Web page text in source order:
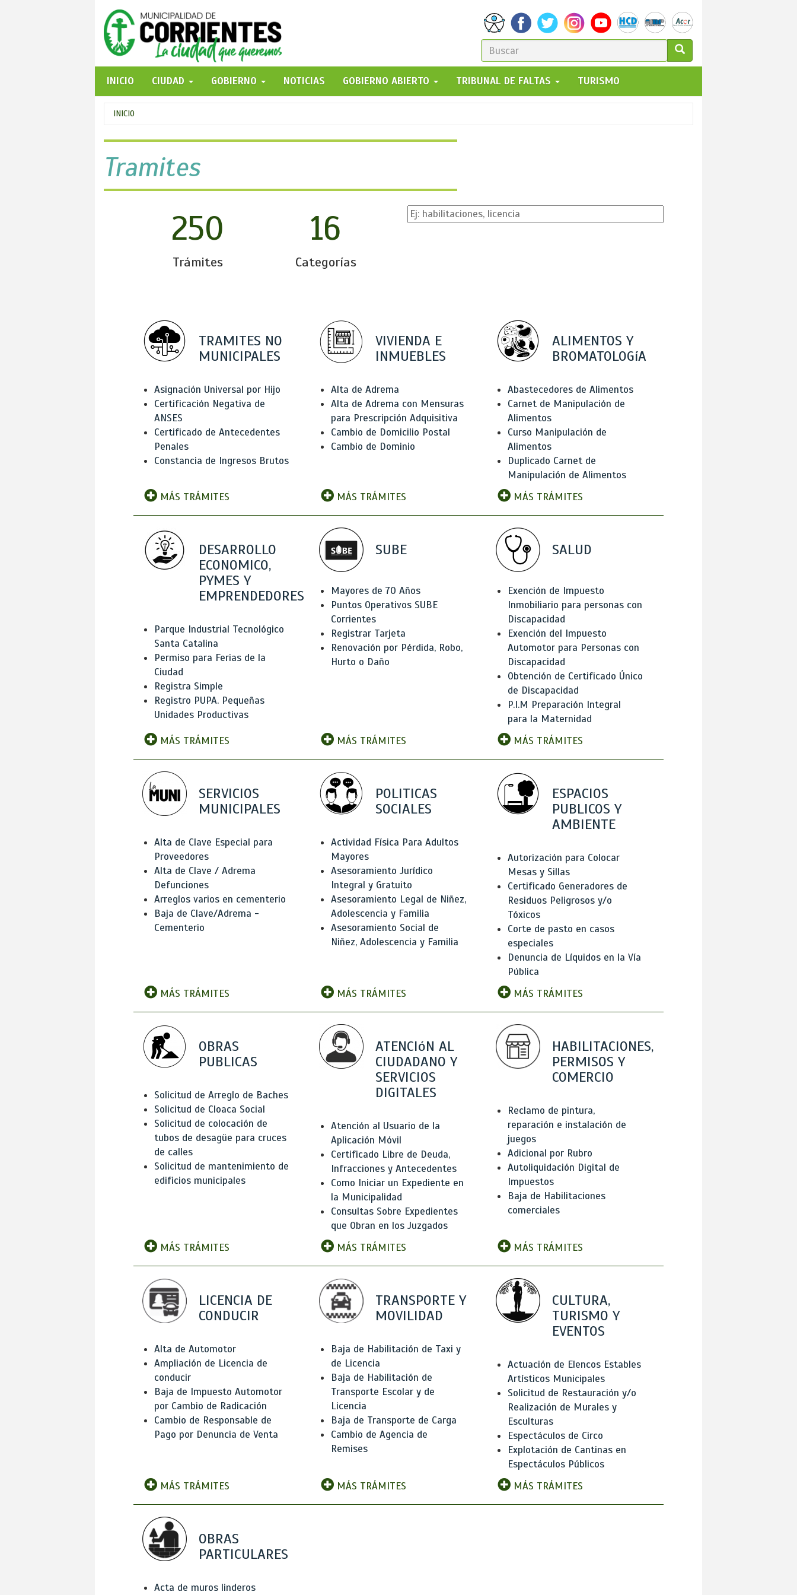
FORMULARIO
DE
BÚSQUEDA
GO!
INICIO
CIUDAD GOBIERNO NOTICIAS GOBIERNO ABIERTO TRIBUNAL DE FALTAS TURISMO
Se
encuentra
usted
aquí
INICIO
Tramites
250
Trámites
16
Categorías
TRAMITES NO
MUNICIPALES
Asignación Universal por Hijo
Certificación Negativa de
ANSES
Certificado de Antecedentes
Penales
Constancia de Ingresos Brutos
MÁS TRÁMITES
VIVIENDA E
INMUEBLES
Alta de Adrema
Alta de Adrema con Mensuras
para Prescripción Adquisitiva
Cambio de Domicilio Postal
Cambio de Dominio
MÁS TRÁMITES
ALIMENTOS Y
BROMATOLOGíA
Abastecedores de Alimentos
Carnet de Manipulación de
Alimentos
Curso Manipulación de
Alimentos
Duplicado Carnet de
Manipulación de Alimentos
MÁS TRÁMITES
DESARROLLO
ECONOMICO,
PYMES Y
EMPRENDEDORES
Parque Industrial Tecnológico
Santa Catalina
Permiso para Ferias de la
Ciudad
Registra Simple
Registro PUPA. Pequeñas
Unidades Productivas
MÁS TRÁMITES
SUBE
Mayores de 70 Años
Puntos Operativos SUBE
Corrientes
Registrar Tarjeta
Renovación por Pérdida, Robo,
Hurto o Daño
MÁS TRÁMITES
SALUD
Exención de Impuesto
Inmobiliario para personas con
Discapacidad
Exención del Impuesto
Automotor para Personas con
Discapacidad
Obtención de Certificado Único
de Discapacidad
P.I.M Preparación Integral
para la Maternidad
MÁS TRÁMITES
SERVICIOS
MUNICIPALES
Alta de Clave Especial para
Proveedores
Alta de Clave / Adrema
Defunciones
Arreglos varios en cementerio
Baja de Clave/Adrema -
Cementerio
MÁS TRÁMITES
POLITICAS
SOCIALES
Actividad Física Para Adultos
Mayores
Asesoramiento Jurídico
Integral y Gratuito
Asesoramiento Legal de Niñez,
Adolescencia y Familia
Asesoramiento Social de
Niñez, Adolescencia y Familia
MÁS TRÁMITES
ESPACIOS
PUBLICOS Y
AMBIENTE
Autorización para Colocar
Mesas y Sillas
Certificado Generadores de
Residuos Peligrosos y/o
Tóxicos
Corte de pasto en casos
especiales
Denuncia de Líquidos en la Vía
Pública
MÁS TRÁMITES
OBRAS
PUBLICAS
Solicitud de Arreglo de Baches
Solicitud de Cloaca Social
Solicitud de colocación de
tubos de desagüe para cruces
de calles
Solicitud de mantenimiento de
edificios municipales
MÁS TRÁMITES
ATENCIóN AL
CIUDADANO Y
SERVICIOS
DIGITALES
Atención al Usuario de la
Aplicación Móvil
Certificado Libre de Deuda,
Infracciones y Antecedentes
Como Iniciar un Expediente en
la Municipalidad
Consultas Sobre Expedientes
que Obran en los Juzgados
MÁS TRÁMITES
HABILITACIONES,
PERMISOS Y
COMERCIO
Reclamo de pintura,
reparación e instalación de
juegos
Adicional por Rubro
Autoliquidación Digital de
Impuestos
Baja de Habilitaciones
comerciales
MÁS TRÁMITES
LICENCIA DE
CONDUCIR
Alta de Automotor
Ampliación de Licencia de
conducir
Baja de Impuesto Automotor
por Cambio de Radicación
Cambio de Responsable de
Pago por Denuncia de Venta
MÁS TRÁMITES
TRANSPORTE Y
MOVILIDAD
Baja de Habilitación de Taxi y
de Licencia
Baja de Habilitación de
Transporte Escolar y de
Licencia
Baja de Transporte de Carga
Cambio de Agencia de
Remises
MÁS TRÁMITES
CULTURA,
TURISMO Y
EVENTOS
Actuación de Elencos Estables
Artísticos Municipales
Solicitud de Restauración y/o
Realización de Murales y
Esculturas
Espectáculos de Circo
Explotación de Cantinas en
Espectáculos Públicos
MÁS TRÁMITES
OBRAS
PARTICULARES
Acta de muros linderos